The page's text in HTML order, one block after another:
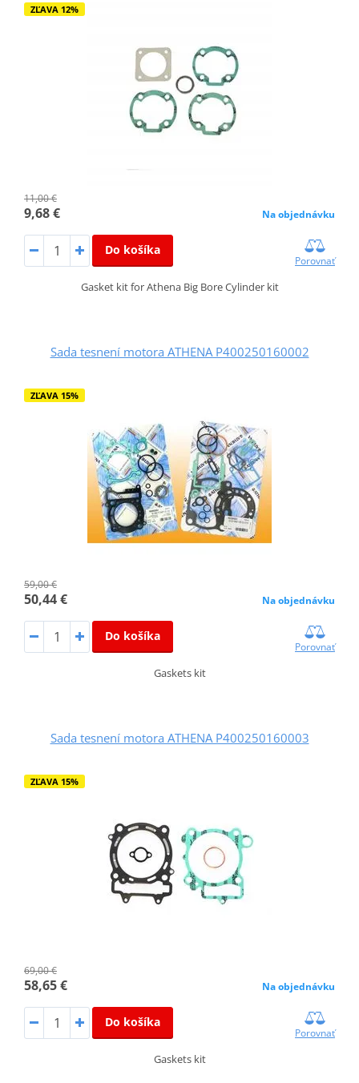
ZĽAVA 12%
11,00 €
9,68 € Na objednávku
Do košíka
Porovnať
Gasket kit for Athena Big Bore Cylinder kit
Sada tesnení motora ATHENA P400250160002
ZĽAVA 15%
59,00 €
50,44 € Na objednávku
Do košíka
Porovnať
Gaskets kit
Sada tesnení motora ATHENA P400250160003
ZĽAVA 15%
69,00 €
58,65 € Na objednávku
Do košíka
Porovnať
Gaskets kit